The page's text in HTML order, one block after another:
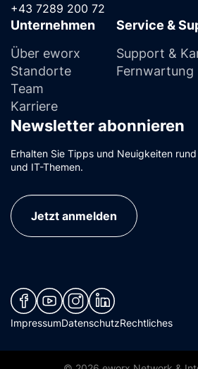
+43 7289 200 72
Unternehmen
Über eworx
Standorte
Team
Karriere
Service &
Support &
Fernwartung
Newsletter abonnieren
Erhalten Sie Tipps und Neuigkeiten
und IT-Themen.
Jetzt anmelden
(neues Fenster)
(neues Fenster)
(neues Fenster)
(neues Fenster)
ImpressumDatenschutzRechtliches